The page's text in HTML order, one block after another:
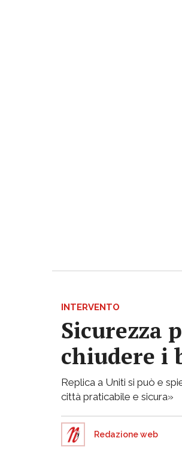
INTERVENTO
Sicurezza
chiudere i
Replica a Uniti si può e
città praticabile e sicura»
Redazione web